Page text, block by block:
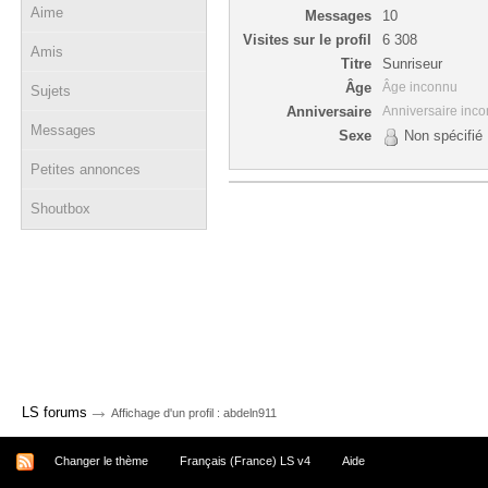
Aime
Amis
Sujets
Messages
Petites annonces
Shoutbox
Messages
10
Visites sur le profil
6 308
Titre
Sunriseur
Âge
Âge inconnu
Anniversaire Anniversaire
Sexe Non spécifié
LS forums → Affichage d'un profil : abdeln911
Changer le thème Français (France) LS v4 Aide